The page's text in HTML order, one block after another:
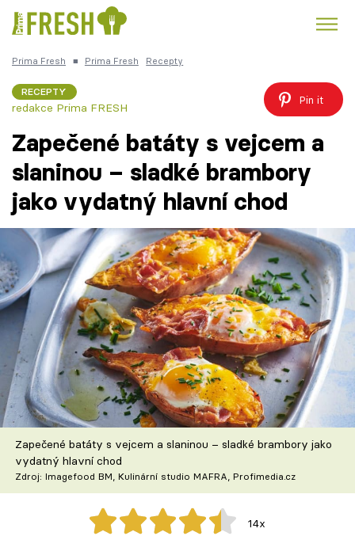
Česká kuchyně Čokoláda
Témata
Recepty
Články
TV Program
Škola vaření
Recepty z TV
Speciál: Cuketa
Těhotnej kuchař
Sledujte prima+
Prima Fresh ■ Prima Fresh Recepty
RECEPTY
redakce Prima FRESH
Pin it
Zapečené batáty s vejcem a
slaninou – sladké brambory
jako vydatný hlavní chod
Zapečené batáty s vejcem a slaninou – sladké brambory jako
vydatný hlavní chod
Zdroj: Imagefood BM, Kulinární studio MAFRA, Profimedia.cz
14x